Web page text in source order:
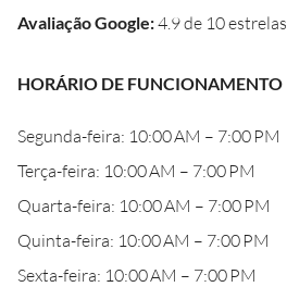
Avaliação Google:4.9 de 10 estrelas
HORÁRIO DE FUNCIONAMENTO
Segunda-feira: 10:00 AM – 7:00 PM
Terça-feira: 10:00 AM – 7:00 PM
Quarta-feira: 10:00 AM – 7:00 PM
Quinta-feira: 10:00 AM – 7:00 PM
Sexta-feira: 10:00 AM – 7:00 PM